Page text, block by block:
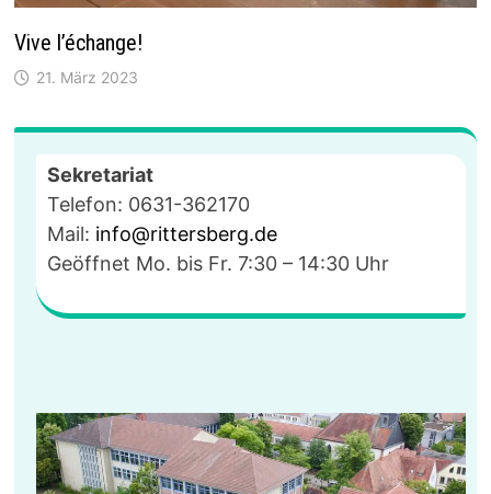
Vive l’échange!
21. März 2023
Sekretariat
Telefon: 0631-362170
Mail: info@rittersberg.de
Geöffnet Mo. bis Fr. 7:30 – 14:30 Uhr